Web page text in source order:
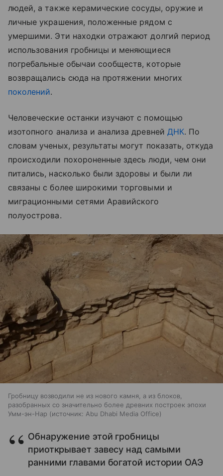
людей, а также керамические сосуды, оружие и
личные украшения, положенные рядом с
умершими. Эти находки отражают долгий период
использования гробницы и меняющиеся
погребальные обычаи сообществ, которые
возвращались сюда на протяжении многих
поколений.
Человеческие останки изучают с помощью
изотопного анализа и анализа древней ДНК. По
словам ученых, результаты могут показать, откуда
происходили похороненные здесь люди, чем они
питались, насколько были здоровы и были ли
связаны с более широкими торговыми и
миграционными сетями Аравийского
полуострова.
Гробницу возводили не из нового камня, а из блоков,
разобранных со значительно более древних построек эпохи
Умм-эн-Нар
источник: Abu Dhabi Media Office
Обнаружение этой гробницы
приоткрывает завесу над самыми
ранними главами богатой истории ОАЭ